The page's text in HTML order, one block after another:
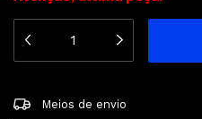
Entregas para o CEP:
Meios de envio